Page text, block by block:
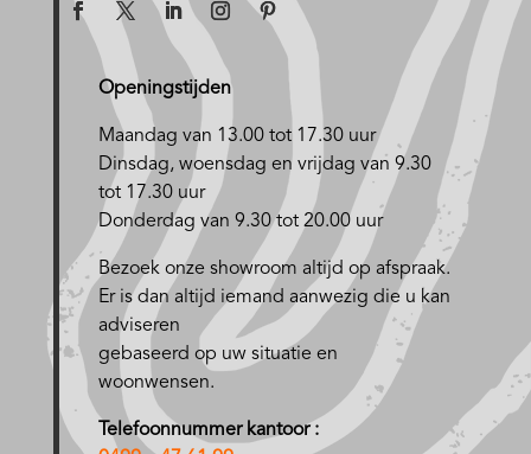
Openingstijden
Maandag van 13.00 tot 17.30 uur
Dinsdag, woensdag en vrijdag van 9.30
tot 17.30 uur
Donderdag van 9.30 tot 20.00 uur
Bezoek onze showroom altijd op afspraak.
Er is dan altijd iemand aanwezig die u kan
adviseren
gebaseerd op uw situatie en
woonwensen.
Telefoonnummer kantoor :